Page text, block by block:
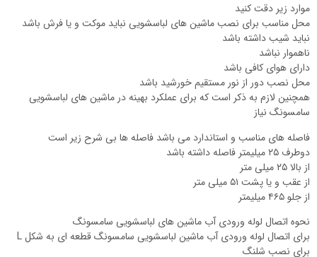
موارد زیر دقت کنید
محل مناسب برای نصب ماشین های لباسشویی نباید موکت و یا فرش باشد
نباید شیب داشته باشد
ناهموار نباشد
دارای هوای کافی باشد
محل نصب دور از نور مستقیم خورشید باشد
همچنین لازم به ذکر است که برای عملکرد بهینه در ماشین های لباسشویی
سامسونگ نیاز
فاصله های مناسب و استاندارد می باشد فاصله ها بی شرح زیر است
دوطرف ۲۵ میلیمتر فاصله داشته باشد
از بالا ۲۵ میلی متر
از عقب و یا پشت ۵۱ میلی متر
از جلو ۴۶۵ میلیمتر
نحوه اتصال لوله ورودی آب ماشین های لباسشویی سامسونگ
برای اتصال لوله ورودی آب ماشین لباسشویی سامسونگ قطعه ای به شکل L
برای نصب شلنگ